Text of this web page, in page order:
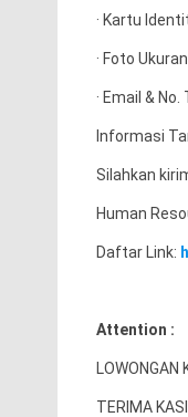
· Kartu
· Foto
· Email &
Informasi
Silahkan
Human
Daftar Link:
Attention :
LOWONGAN
TERIMA